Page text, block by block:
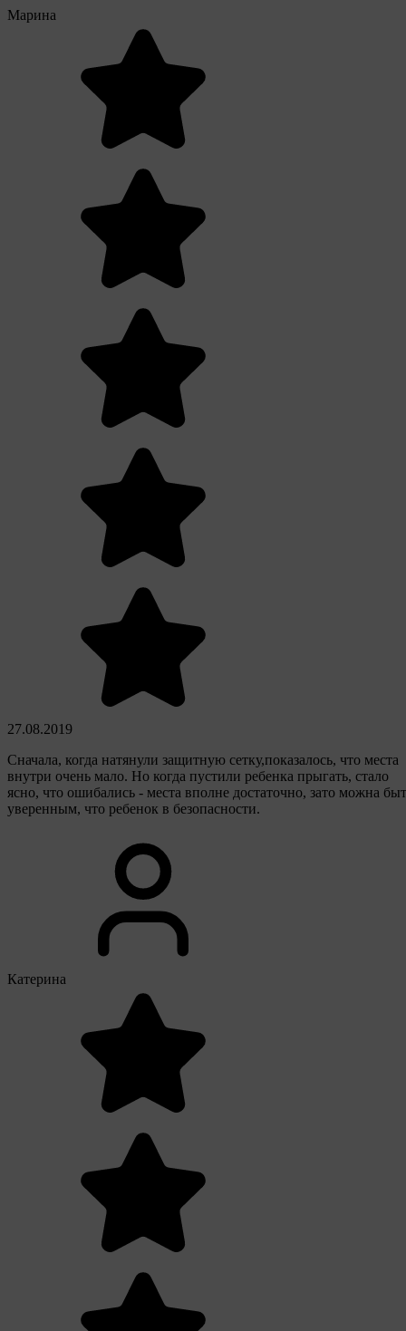
Марина
27.08.2019
Сначала, когда натянули защитную сетку,показалось, что места
внутри очень мало. Но когда пустили ребенка прыгать, стало
ясно, что ошибались - места вполне достаточно, зато можна
уверенным, что ребенок в безопасности.
Катерина